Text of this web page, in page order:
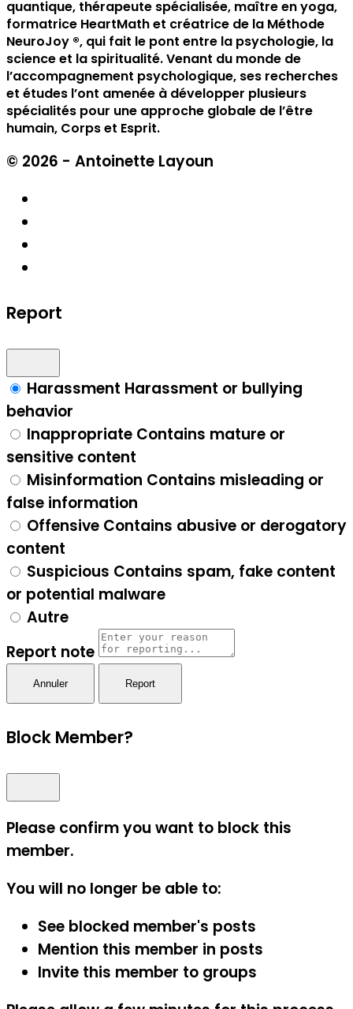
quantique, thérapeute spécialisée, maître en yoga,
formatrice HeartMath et créatrice de la Méthode
NeuroJoy ®️, qui fait le pont entre la psychologie, la
science et la spiritualité. Venant du monde de
l’accompagnement psychologique, ses recherches
et études l’ont amenée à développer plusieurs
spécialités pour une approche globale de l’être
humain, Corps et Esprit.
© 2026 - Antoinette Layoun
Report
Harassment Harassment or bullying
behavior
Inappropriate Contains mature or
sensitive content
Misinformation Contains misleading or
false information
Offensive Contains abusive or derogatory
content
Suspicious Contains spam, fake content
or potential malware
Autre
Report note
Report
Block Member?
Please confirm you want to block this
member.
You will no longer be able to:
See blocked member's posts
Mention this member in posts
Invite this member to groups